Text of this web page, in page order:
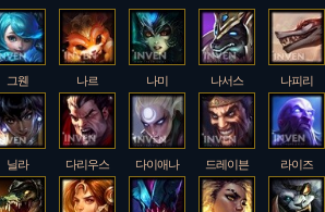
그웬 나르 나미 나서스 나피리
닐라 다리우스 다이애나 드레이븐 라이즈